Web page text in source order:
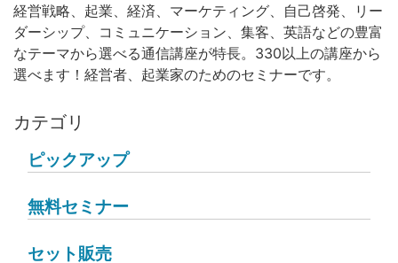
経営戦略、起業、経済、マーケティング、自己啓発、リー
ダーシップ、コミュニケーション、集客、英語などの豊富
なテーマから選べる通信講座が特長。330以上の講座から
選べます！経営者、起業家のためのセミナーです。
カテゴリ
ピックアップ
無料セミナー
セット販売